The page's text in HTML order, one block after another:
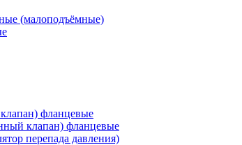
(малоподъёмные)
фланцевые
клапан) фланцевые
перепада давления)